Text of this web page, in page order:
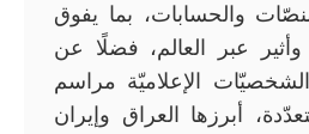
والحسابات، بما يفوق
وأثير عبر العالم، فضلًا عن
الإعلاميّة مراسم
أبرزها العراق وإيران